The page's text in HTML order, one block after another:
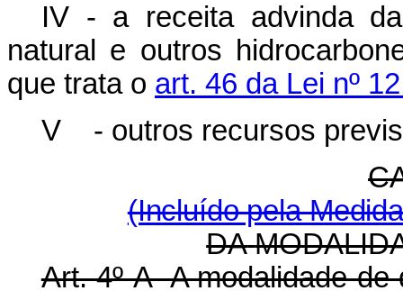
IV - a receita advinda
natural e outros
que trata o art. 46 da Lei nº
V - outros recursos
(Incluído pela
DA
Art. 4º-A A modalidade